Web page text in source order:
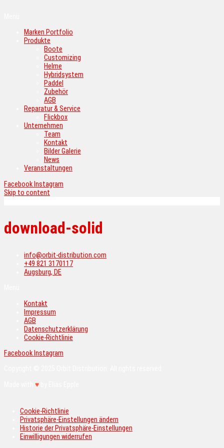
Marken Portfolio
Produkte
Boote
Customizing
Helme
Hybridsystem
Paddel
Zubehör
AGB
Reparatur & Service
Flickbox
Unternehmen
Team
Kontakt
Bilder Galerie
News
Veranstaltungen
Facebook Instagram
Skip to content
download-solid
info@orbit-distribution.com
+49 821 3170117
Augsburg, DE
Kontakt
Impressum
AGB
Datenschutzerklärung
Cookie-Richtlinie
Facebook Instagram
♥
Cookie-Richtlinie
Privatsphäre-Einstellungen ändern
Historie der Privatsphäre-Einstellungen
Einwilligungen widerrufen